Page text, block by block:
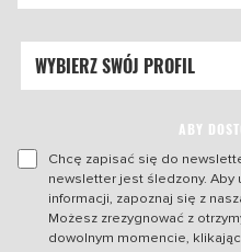
ABY
Chcę zapisać się do
newsletter jest śledzony. Aby
informacji, zapoznaj się z
Możesz zrezygnować z
dowolnym momencie,